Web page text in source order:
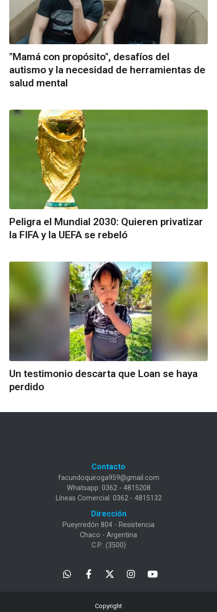
"Mamá con propósito", desafíos del
autismo y la necesidad de herramientas de
salud mental
Peligra el Mundial 2030: Quieren privatizar
la FIFA y la UEFA se rebeló
Un testimonio descarta que Loan se haya
perdido
Contacto
facundoquiroga959@gmail.com
Whatsapp: 0362 - 4815208
Líneas Comercial: 0362 - 4815132
Dirección
Pueyrredón 804 - Resistencia
Chaco - Argentina
C.P.: (3500)
Copyright